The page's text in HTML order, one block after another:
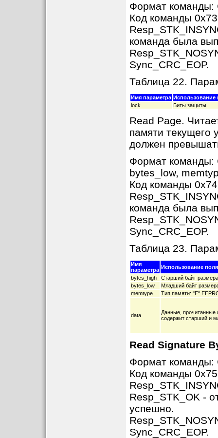
Формат команды:
Код команды 0x73
команда была
Sync_CRC_EOP.
Таблица 22.
Имя параметра Использование
lock
Биты защиты.
Read Page.
памяти текущего
должен
Формат команды:
bytes_low,
Код команды 0x74
команда была
Sync_CRC_EOP.
Таблица 23.
Имя
параметра Использование поля
bytes_high
Старший байт
bytes_low
Младший байт
memtype
Тип памяти: "E"
data
Данные, прочитанные
содержит старший и
Read Signature
Формат команды:
Код команды 0x75
Resp_STK_OK -
успешно.
Sync_CRC_EOP.